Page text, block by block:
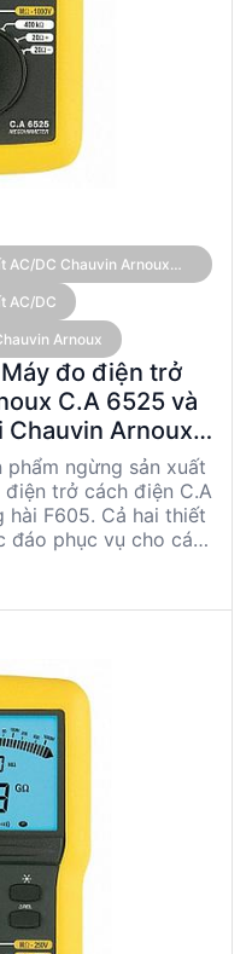
AC/DC Chauvin Arnoux
AC/DC
Arnoux
đo điện trở
C.A 6525 và
Chauvin Arnoux
phẩm ngừng sản xuất
trở cách điện C.A
F605. Cả hai thiết
đáo phục vụ cho các
thích hợp cho các
thông số kỹ thuật,
điển hình của từng